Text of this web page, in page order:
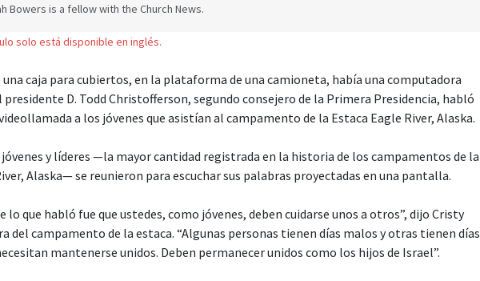
Bowers is a fellow with the Church News.
solo está disponible en inglés.
una caja para cubiertos, en la plataforma de una camioneta, había una computadora
presidente D. Todd Christofferson, segundo consejero de la Primera Presidencia, habló
a los jóvenes que asistían al campamento de la Estaca Eagle River, Alaska.
y líderes —la mayor cantidad registrada en la historia de los campamentos de la
Alaska— se reunieron para escuchar sus palabras proyectadas en una pantalla.
lo que habló fue que ustedes, como jóvenes, deben cuidarse unos a otros”, dijo Cristy
del campamento de la estaca. “Algunas personas tienen días malos y otras tienen días
mantenerse unidos. Deben permanecer unidos como los hijos de Israel”.